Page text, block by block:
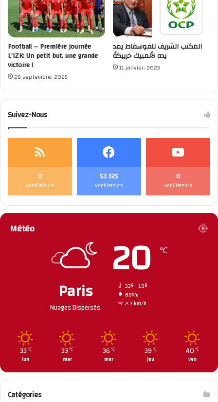
Football – Première journée
L’IZK: Un petit but, une grande
victoire !
28 septembre، 2025
المكتب الشريف للفوسفاط يمد
يده لألمبيك خريبكةً
11 janvier، 2023
Suivez-Nous
0
Ventilateurs
53 325
Ventilateurs
0
Ventilateurs
Météo
Paris
Nuages Dispersés
20 ℃
33º - 19º
68%
2.7 km/h
33℃
lun
33℃
mar
36 ℃
mer
39℃
jeu
40℃
ven
Catégories